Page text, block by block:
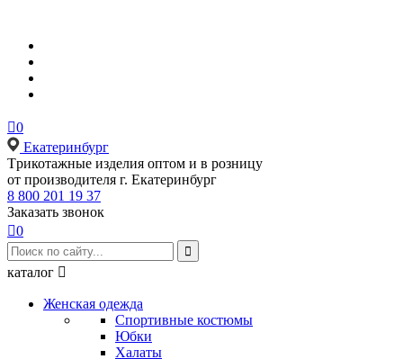
0
Екатеринбург
Tрикотажные изделия оптом и в розницу
от производителя г. Екатеринбург
8 800 201 19 37
Заказать звонок
0

каталог 
Женская одежда
Спортивные костюмы
Юбки
Халаты